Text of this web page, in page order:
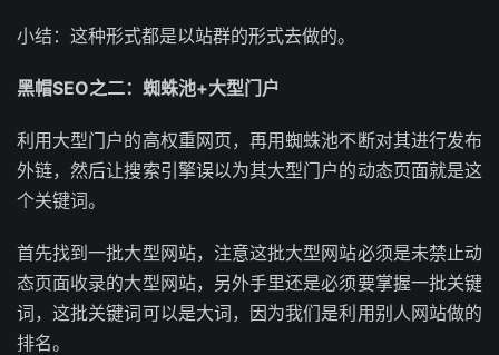
小结：这种形式都是以站群的形式去做的。
黑帽SEO之二：蜘蛛池+大型门户
利用大型门户的高权重网页，再用蜘蛛池不断对其进行发布
外链，然后让搜索引擎误以为其大型门户的动态页面就是这
个关键词。
首先找到一批大型网站，注意这批大型网站必须是未禁止动
态页面收录的大型网站，另外手里还是必须要掌握一批关键
词，这批关键词可以是大词，因为我们是利用别人网站做的
排名。